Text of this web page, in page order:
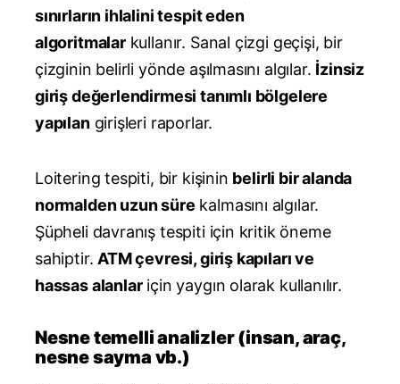
sınırların ihlalini tespit eden
algoritmalarkullanır. Sanal çizgi geçişi, bir
çizginin belirli yönde aşılmasını algılar. İzinsiz
giriş değerlendirmesi tanımlı bölgelere
yapılangirişleri raporlar.
Loitering tespiti, bir kişinin belirli bir alanda
normalden uzun süre kalmasını algılar.
Şüpheli davranış tespiti için kritik öneme
sahiptir. ATM çevresi, giriş kapıları ve
hassas alanlariçin yaygın olarak kullanılır.
Nesne temelli analizler (insan, araç,
nesne sayma vb.)